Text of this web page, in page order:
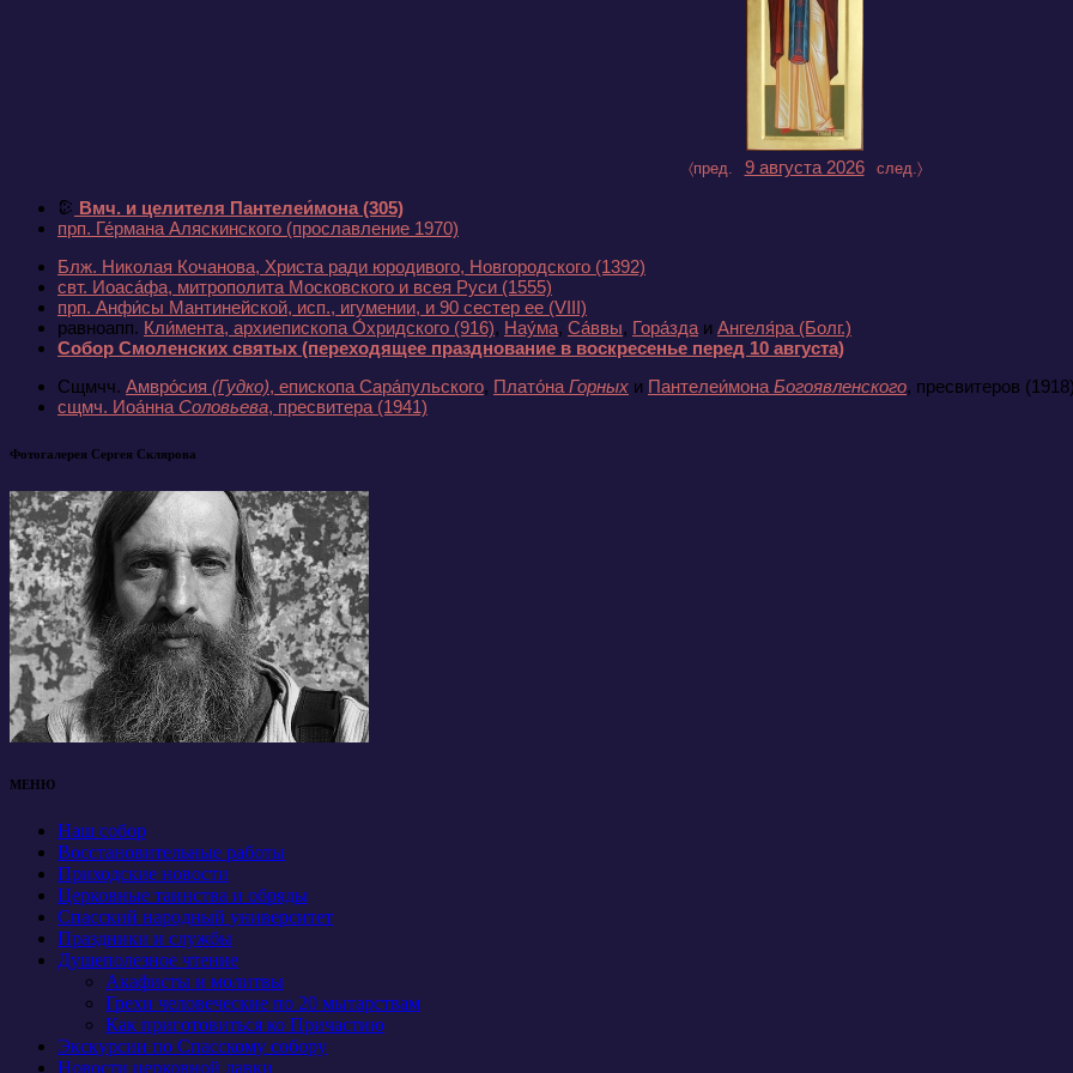
〈пред. 9 августа 2026 след.〉
Вмч. и целителя Пантелеи́мона(305)
прп. Ге́рмана Аляскинского (прославление 1970)
Блж. Николая Кочанова, Христа ради юродивого, Новгородского (1392)
свт. Иоаса́фа, митрополита Московского и всея Руси (1555)
прп. Анфи́сы Мантинейской, исп., игумении, и 90 сестер ее (VIII)
равноапп. Кли́мента, архиепископа О́хридского (916), Нау́ма, Са́ввы, Гора́зда и Ангеля́ра (Болг.)
Собор Смоленских святых (переходящее празднование в воскресенье перед 10 августа)
Сщмчч. Амвро́сия (Гудко), епископа Сара́пульского, Плато́на Горных и Пантелеи́мона Богоявленского, пресвитеров
сщмч. Иоа́нна Соловьева, пресвитера (1941)
Фотогалерея Сергея Склярова
МЕНЮ
Наш собор
Восстановительные работы
Приходские новости
Церковные таинства и обряды
Спасский народный университет
Праздники и службы
Душеполезное чтение
Акафисты и молитвы
Грехи человеческие по 20 мытарствам
Как приготовиться ко Причастию
Экскурсии по Спасскому собору
Новости церковной лавки